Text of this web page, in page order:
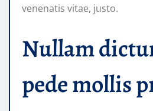
venenatis vitae, justo.
Nullam
pede mollis